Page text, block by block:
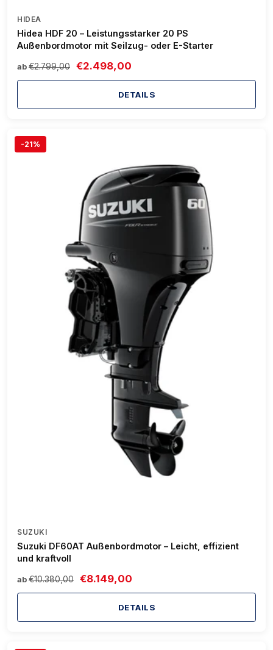
HIDEA
Hidea HDF 20 – Leistungsstarker 20 PS
Außenbordmotor mit Seilzug- oder E-Starter
ab €2.799,00 €2.498,00
DETAILS
-21%
SUZUKI
Suzuki DF60AT Außenbordmotor – Leicht, effizient
und kraftvoll
ab €10.380,00 €8.149,00
DETAILS